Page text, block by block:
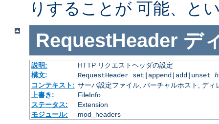
りすることが 可能、と
RequestHeader デ
説明:
HTTP リクエストヘッダの設定
構文:
RequestHeader set|append|add|unset
コンテキスト: サーバ設定ファイル, バーチャルホスト, ディ
上書き:
FileInfo
ステータス:
Extension
モジュール:
mod_headers